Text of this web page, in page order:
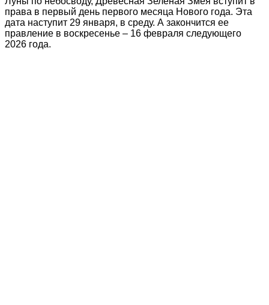
права в первый день первого месяца Нового года. Эта
дата наступит 29 января, в среду. А закончится ее
правление в воскресенье – 16 февраля следующего
2026 года.